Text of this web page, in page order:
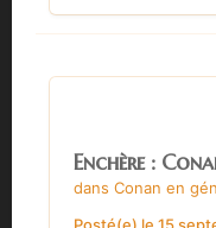
Enchère :
dans Conan en